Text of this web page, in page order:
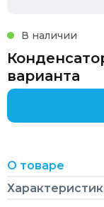
В наличии
варианта
О товаре